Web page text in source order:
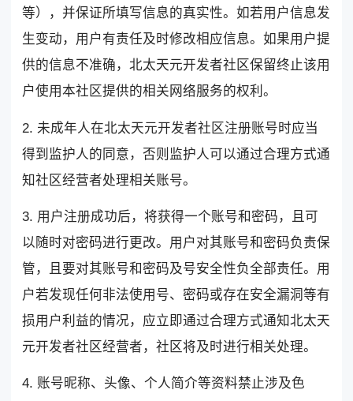
等），并保证所填写信息的真实性。如若用户信息发
生变动，用户有责任及时修改相应信息。如果用户提
供的信息不准确，北太天元开发者社区保留终止该用
户使用本社区提供的相关网络服务的权利。
2. 未成年人在北太天元开发者社区注册账号时应当
得到监护人的同意，否则监护人可以通过合理方式通
知社区经营者处理相关账号。
3. 用户注册成功后，将获得一个账号和密码，且可
以随时对密码进行更改。用户对其账号和密码负责保
管，且要对其账号和密码及号安全性负全部责任。用
户若发现任何非法使用号、密码或存在安全漏洞等有
损用户利益的情况，应立即通过合理方式通知北太天
元开发者社区经营者，社区将及时进行相关处理。
4. 账号昵称、头像、个人简介等资料禁止涉及色